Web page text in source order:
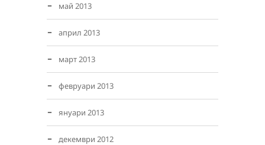
май 2013
април 2013
март 2013
февруари 2013
януари 2013
декември 2012